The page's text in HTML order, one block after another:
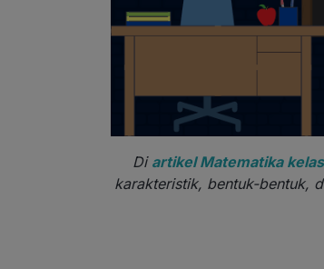
Di artikel Matematika
karakteristik, bentuk-bentuk,